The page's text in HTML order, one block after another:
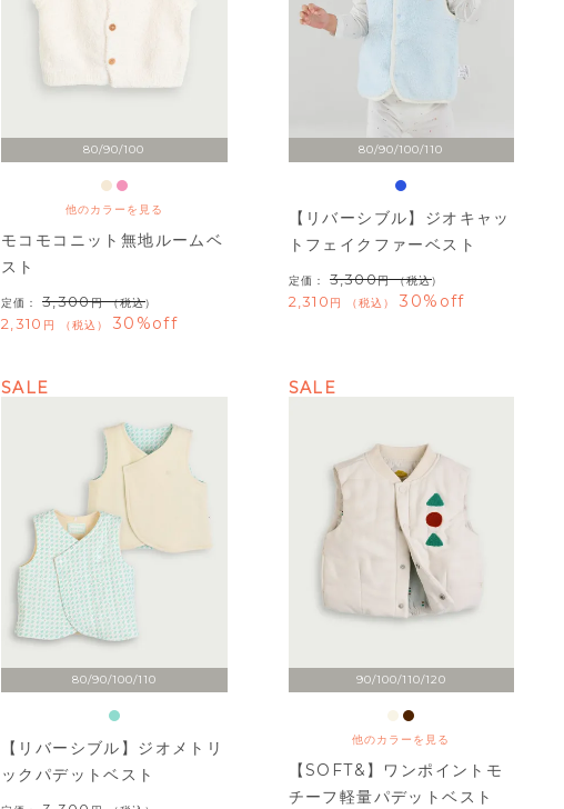
80/90/100
他のカラーを見る
モコモコニット無地ルームベ
スト
定価： 3,300 （税込）
2,310 税込 30%off
80/90/100/110
【リバーシブル】ジオキャッ
トフェイクファーベスト
定価： 3,300 （税込）
2,310 税込 30%off
80/90/100/110
SALE
【リバーシブル】ジオメトリ
ックパデットベスト
90/100/110/120
他のカラーを見る
SALE
【SOFT&】ワンポイントモ
チーフ軽量パデットベスト